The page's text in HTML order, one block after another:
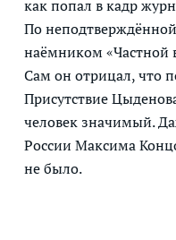
как попал в кадр
По
наёмником «Частной
Сам он отрицал, что
Присутствие
человек значимый.
России Максима
не было.